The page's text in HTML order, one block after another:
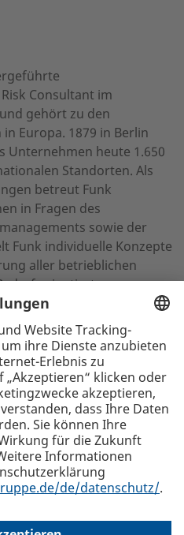
Consultant im
gehört zu den
Europa. 1879 in Berlin
Unternehmen heute 1.650
Standorten. Als
betreut Funk
in Fragen des
sowie der
Funk individuelle Konzepte
aller betrieblichen
orientiert
Funk.